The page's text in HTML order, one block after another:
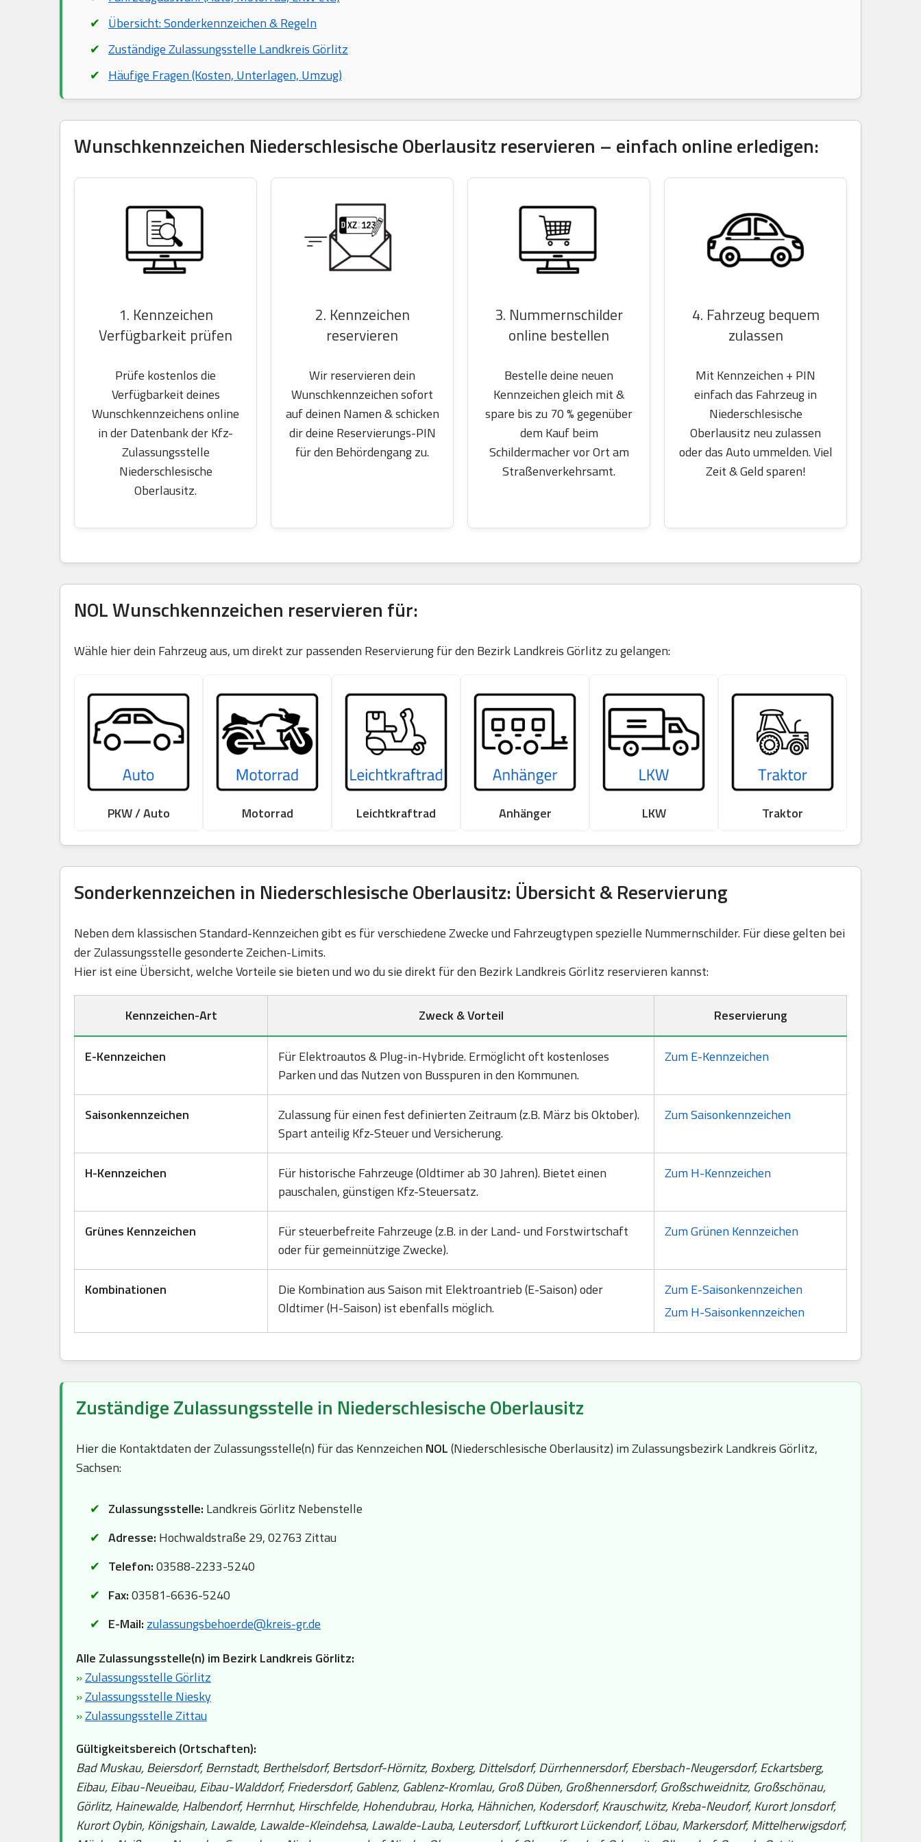
Übersicht: Sonderkennzeichen & Regeln
Zuständige Zulassungsstelle Landkreis Görlitz
Häufige Fragen (Kosten, Unterlagen, Umzug)
Wunschkennzeichen Niederschlesische Oberlausitz reservieren – einfach online erledigen:
1. Kennzeichen
Verfügbarkeit prüfen
Prüfe kostenlos die
Verfügbarkeit deines
Wunschkennzeichens online
in der Datenbank der Kfz-
Zulassungsstelle
Niederschlesische
Oberlausitz.
2. Kennzeichen
reservieren
Wir reservieren dein
Wunschkennzeichen sofort
auf deinen Namen & schicken
dir deine Reservierungs-PIN
für den Behördengang zu.
3. Nummernschilder
online bestellen
Bestelle deine neuen
Kennzeichen gleich mit &
spare bis zu 70 % gegenüber
dem Kauf beim
Schildermacher vor Ort am
Straßenverkehrsamt.
4. Fahrzeug bequem
zulassen
Mit Kennzeichen + PIN
einfach das Fahrzeug in
Niederschlesische
Oberlausitz neu zulassen
oder das Auto ummelden. Viel
Zeit & Geld sparen!
NOL Wunschkennzeichen reservieren für:
Wähle hier dein Fahrzeug aus, um direkt zur passenden Reservierung für den Bezirk Landkreis Görlitz zu gelangen:
PKW / Auto Motorrad Leichtkraftrad Anhänger LKW Traktor
Sonderkennzeichen in Niederschlesische Oberlausitz: Übersicht & Reservierung
Neben dem klassischen Standard-Kennzeichen gibt es für verschiedene Zwecke und Fahrzeugtypen spezielle Nummernschilder. Für diese gelten bei
der Zulassungsstelle gesonderte Zeichen-Limits.
Hier ist eine Übersicht, welche Vorteile sie bieten und wo du sie direkt für den Bezirk Landkreis Görlitz reservieren kannst:
Kennzeichen-Art Zweck & Vorteil Reservierung
E-Kennzeichen
Für Elektroautos & Plug-in-Hybride. Ermöglicht oft kostenloses
Parken und das Nutzen von Busspuren in den Kommunen.
Zum E-Kennzeichen
Saisonkennzeichen
Zulassung für einen fest definierten Zeitraum (z.B. März bis Oktober).
Spart anteilig Kfz-Steuer und Versicherung.
Zum Saisonkennzeichen
H-Kennzeichen
Für historische Fahrzeuge (Oldtimer ab 30 Jahren). Bietet einen
pauschalen, günstigen Kfz-Steuersatz.
Zum H-Kennzeichen
Grünes Kennzeichen
Für steuerbefreite Fahrzeuge (z.B. in der Land- und Forstwirtschaft
oder für gemeinnützige Zwecke).
Zum Grünen Kennzeichen
Kombinationen
Die Kombination aus Saison mit Elektroantrieb (E-Saison) oder
Oldtimer (H-Saison) ist ebenfalls möglich.
Zum E-Saisonkennzeichen
Zum H-Saisonkennzeichen
Zuständige Zulassungsstelle in Niederschlesische Oberlausitz
Hier die Kontaktdaten der Zulassungsstelle(n) für das Kennzeichen NOL(Niederschlesische Oberlausitz) im Zulassungsbezirk Landkreis Görlitz,
Sachsen:
Zulassungsstelle: Landkreis Görlitz Nebenstelle
Adresse: Hochwaldstraße 29, 02763 Zittau
Telefon:03588-2233-5240
Fax:03581-6636-5240
E-Mail: zulassungsbehoerde@kreis-gr.de
Alle Zulassungsstelle(n) im Bezirk Landkreis Görlitz:
»Zulassungsstelle Görlitz
»Zulassungsstelle Niesky
»Zulassungsstelle Zittau
Gültigkeitsbereich (Ortschaften):
Bad Muskau, Beiersdorf, Bernstadt, Berthelsdorf, Bertsdorf-Hörnitz, Boxberg, Dittelsdorf, Dürrhennersdorf, Ebersbach-Neugersdorf, Eckartsberg,
Eibau, Eibau-Neueibau, Eibau-Walddorf, Friedersdorf, Gablenz, Gablenz-Kromlau, Groß Düben, Großhennersdorf, Großschweidnitz, Großschönau,
Görlitz, Hainewalde, Halbendorf, Herrnhut, Hirschfelde, Hohendubrau, Horka, Hähnichen, Kodersdorf, Krauschwitz, Kreba-Neudorf, Kurort Jonsdorf,
Kurort Oybin, Königshain, Lawalde, Lawalde-Kleindehsa, Lawalde-Lauba, Leutersdorf, Luftkurort Lückendorf, Löbau, Markersdorf, Mittelherwigsdorf,